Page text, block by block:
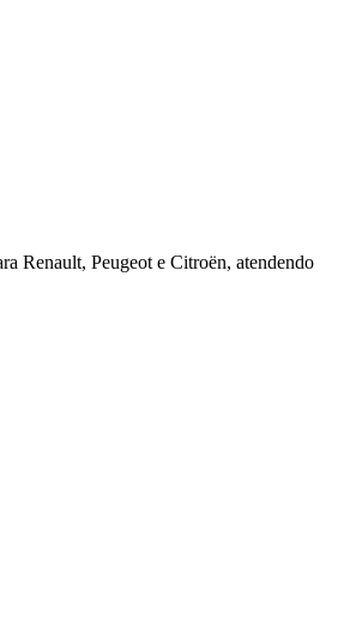
Renault, Peugeot e Citroën, atendendo